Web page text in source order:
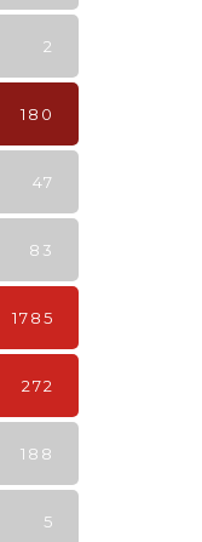
2
180
47
83
1785
272
188
5